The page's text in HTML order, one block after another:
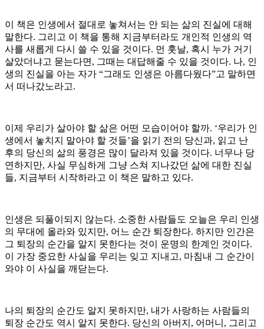
이 책은 인생에서 절대로 놓쳐서는 안 되는 삶의 진실에 대해
말한다. 그리고 이 책을 통해 지금부터라도 개인적 인생의 역
사를 새롭게 다시 쓸 수 있을 것이다. 먼 훗날, 혹시 누가 거기
살았더냐고 묻는다면, 그때는 대답해줄 수 있을 것이다. 나, 인
생의 진실을 아는 자가 “그래도 인생은 아름다웠다”고 말하면
서 떠나갔노라고.
이제 우리가 살아야 할 삶은 어떤 모습이어야 할까. ‘우리가 인
생에서 놓치지 말아야 할 것들’을 읽기 전의 당신과, 읽고 난
후의 당신의 삶의 풍경은 많이 달라져 있을 것이다. 너무나 당
연하지만, 사실 무심하게 그냥 스쳐 지나갔던 삶에 대한 진실
들, 지금부터 시작하라고 이 책은 말하고 있다.
인생은 되풀이되지 않는다. 소중한 사람들도 오늘은 우리 인생
의 무대에 올라와 있지만, 어느 순간 퇴장한다. 하지만 인간은
그 퇴장의 순간을 알지 못한다는 것이 운명의 한계인 것이다.
이 가장 중요한 사실을 우리는 잊고 지내고, 마침내 그 순간이
와야 이 사실을 깨닫는다.
나의 퇴장의 순간도 알지 못하지만, 내가 사랑하는 사람들의
퇴장 순간도 역시 알지 못한다. 당신의 아버지, 어머니, 그리고